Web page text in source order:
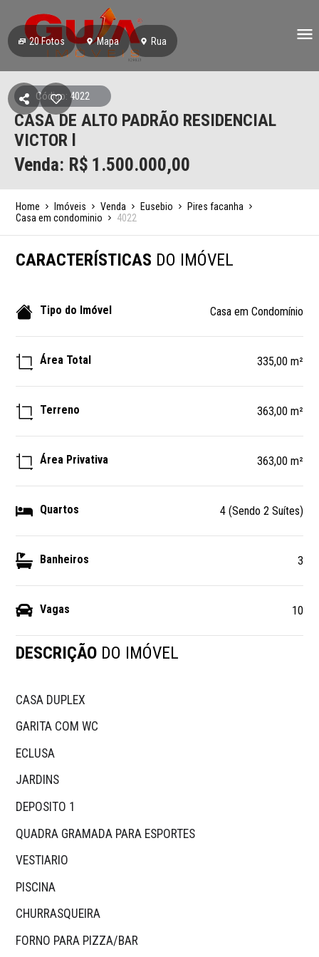
20Fotos Mapa Rua
Código: 4022
CASA DE ALTO PADRÃO RESIDENCIAL
VICTOR l
Venda: R$ 1.500.000,00
Home Imóveis Venda Eusebio
Pires facanha
Casa em condominio
4022
CARACTERÍSTICAS DO IMÓVEL
Tipo do Imóvel Casa em Condomínio
Área Total 335,00 m²
Terreno 363,00 m²
Área Privativa 363,00 m²
Quartos 4 (Sendo 2 Suítes)
Banheiros 3
Vagas 10
DESCRIÇÃO DO IMÓVEL
CASA DUPLEX
GARITA COM WC
ECLUSA
JARDINS
DEPOSITO 1
QUADRA GRAMADA PARA ESPORTES
VESTIARIO
PISCINA
CHURRASQUEIRA
FORNO PARA PIZZA/BAR